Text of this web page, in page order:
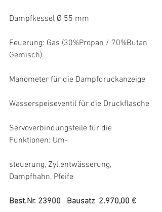
Dampfkessel Ø 55 mm
Feuerung: Gas (30%Propan / 70%Butan
Gemisch)
Manometer für die Dampfdruckanzeige
Wasserspeiseventil für die Druckflasche
Servoverbindungsteile für die
Funktionen: Um-
steuerung, Zyl.entwässerung,
Dampfhahn, Pfeife
Best.Nr. 23900   Bausatz  2.970,00 €